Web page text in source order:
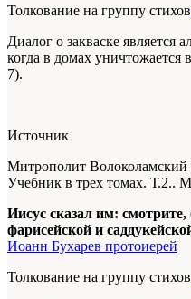
Толкование на группу
Диалог о закваске является
когда в домах уничтожается
7).
Источник
Митрополит Волоколамский
Учебник в трех томах. Т.2..
Иисус сказал им: смотрите,
фарисейской и
Иоанн Бухарев протоиерей
Толкование на группу